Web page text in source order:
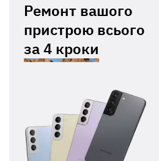
Ремонт вашого
пристрою всього
за4 кроки